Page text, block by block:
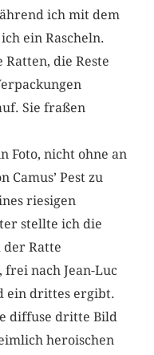
ich mit dem
ein Rascheln.
die Reste
Sie fraßen
Foto, nicht ohne an
Camus’ Pest zu
riesigen
stellte ich die
der Ratte
frei nach Jean-Luc
ein drittes ergibt.
diffuse dritte Bild
heroischen